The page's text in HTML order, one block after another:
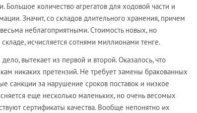
Большое количество агрегатов для ходовой части и
Значит, со складов длительного хранения, причем
неблагоприятными. Стоимость новых, но
исчисляется сотнями миллионами тенге.
вытекает из первой и второй. Оказалось, что
никаких претензий. Не требует замены бракованных
санкции за нарушение сроков поставок и низкое
еще несколько маленьких, но очень весомых
сертификаты качества. Вообще непонятно их